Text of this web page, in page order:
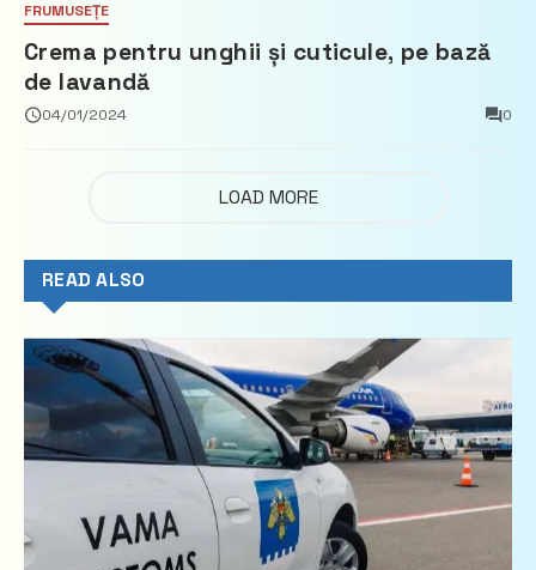
FRUMUSEȚE
Crema pentru unghii și cuticule, pe bază
de lavandă
04/01/2024 0
LOAD MORE
READ ALSO